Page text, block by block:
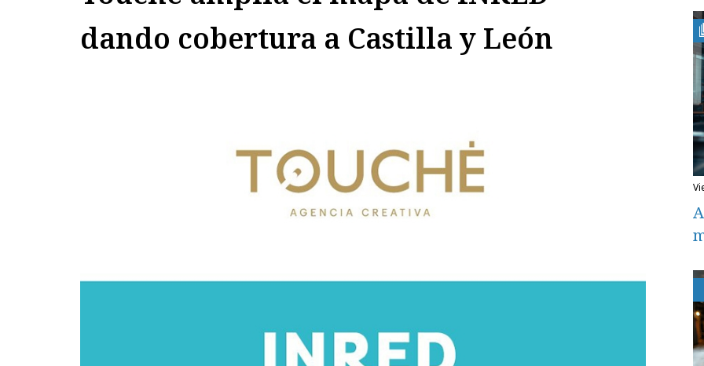
dando cobertura a Castilla y León